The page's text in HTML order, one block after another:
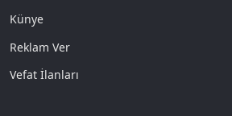
Künye
Reklam Ver
Vefat İlanları